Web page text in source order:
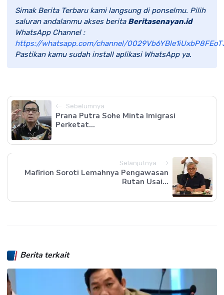
Simak Berita Terbaru kami langsung di ponselmu. Pilih
saluran andalanmu akses berita Beritasenayan.id
WhatsApp Channel :
https://whatsapp.com/channel/
Pastikan kamu sudah install aplikasi WhatsApp ya.
Sebelumnya
Prana Putra Sohe Minta Imigrasi
Perketat...
Selanjutnya
Mafirion Soroti Lemahnya Pengawasan
Rutan Usai...
Berita terkait